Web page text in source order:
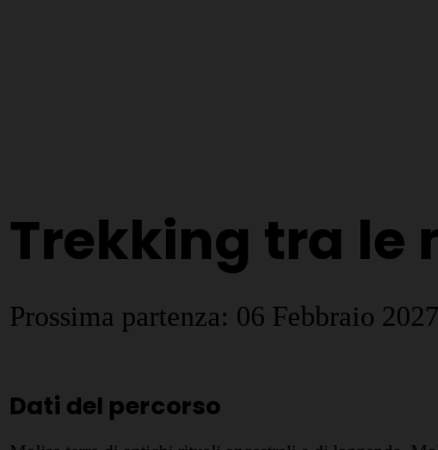
Trekking tra le
Prossima partenza: 06 Febbraio 2027
Dati del percorso